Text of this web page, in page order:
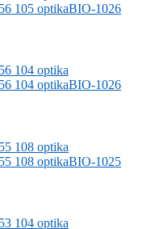
BIO-1026
BIO-1026
BIO-1025